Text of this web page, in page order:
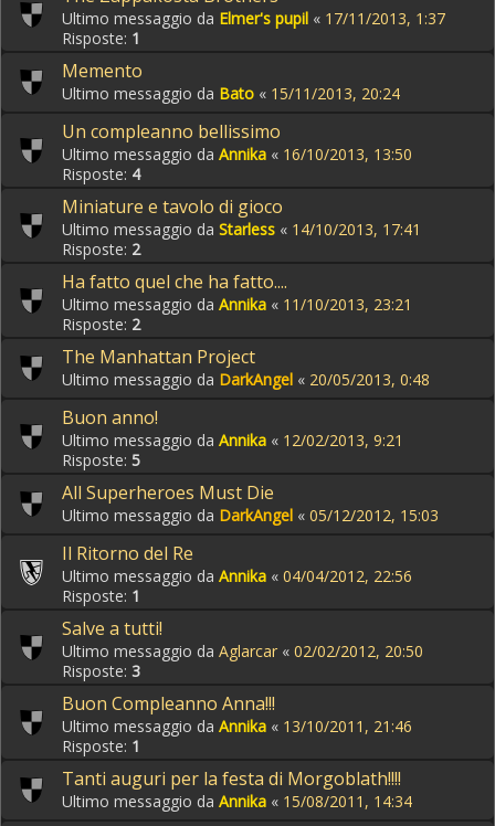
Ultimo messaggio da Elmer's pupil « 17/11/2013, 1:37
Risposte: 1
Memento
Ultimo messaggio da Bato « 15/11/2013, 20:24
Un compleanno bellissimo
Ultimo messaggio da Annika « 16/10/2013, 13:50
Risposte: 4
Miniature e tavolo di gioco
Ultimo messaggio da Starless « 14/10/2013, 17:41
Risposte: 2
Ha fatto quel che ha fatto....
Ultimo messaggio da Annika « 11/10/2013, 23:21
Risposte: 2
The Manhattan Project
Ultimo messaggio da DarkAngel « 20/05/2013, 0:48
Buon anno!
Ultimo messaggio da Annika « 12/02/2013, 9:21
Risposte: 5
All Superheroes Must Die
Ultimo messaggio da DarkAngel « 05/12/2012, 15:03
Il Ritorno del Re
Ultimo messaggio da Annika « 04/04/2012, 22:56
Risposte: 1
Salve a tutti!
Ultimo messaggio da Aglarcar « 02/02/2012, 20:50
Risposte: 3
Buon Compleanno Anna!!!
Ultimo messaggio da Annika « 13/10/2011, 21:46
Risposte: 1
Tanti auguri per la festa di Morgoblath!!!!
Ultimo messaggio da Annika « 15/08/2011, 14:34